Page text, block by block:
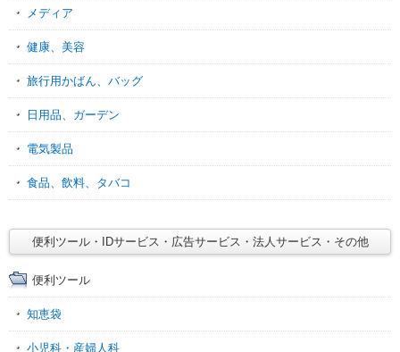
メディア
健康、美容
旅行用かばん、バッグ
日用品、ガーデン
電気製品
食品、飲料、タバコ
便利ツール・IDサービス・広告サービス・法人サービス・その他
便利ツール
知恵袋
小児科・産婦人科